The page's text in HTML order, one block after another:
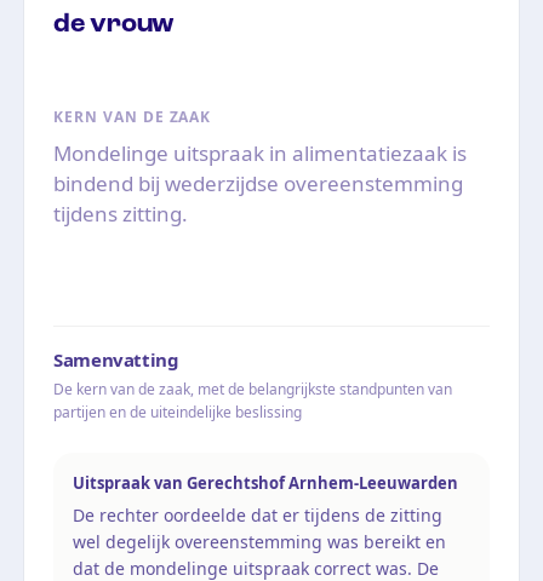
de vrouw
KERN VAN DE ZAAK
Mondelinge uitspraak in alimentatiezaak is
bindend bij wederzijdse overeenstemming
tijdens zitting.
Samenvatting
De kern van de zaak, met de belangrijkste standpunten van
partijen en de uiteindelijke beslissing
Uitspraak van Gerechtshof Arnhem-Leeuwarden
De rechter oordeelde dat er tijdens de zitting
wel degelijk overeenstemming was bereikt en
dat de mondelinge uitspraak correct was. De